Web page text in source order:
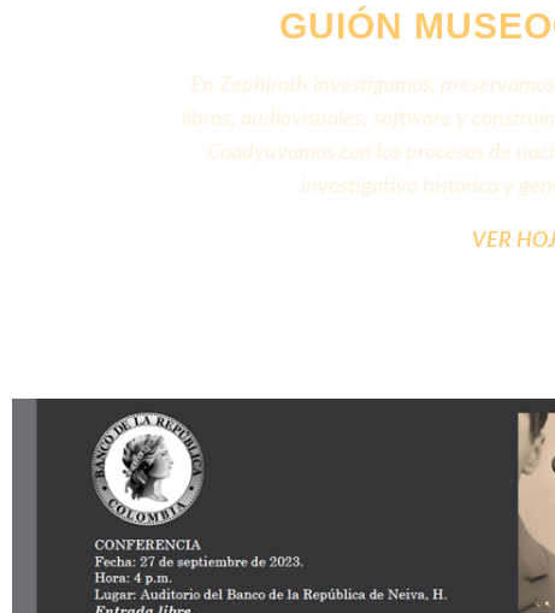
GUIÓN
En Zephiroth investigamos,
libros; audiovisuales; software y
Coadyuvamos con los procesos de
investigativo histórico y
VER